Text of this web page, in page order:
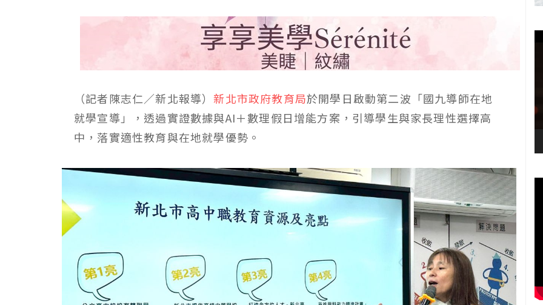
（記者陳志仁／新北報導）新北市政府教育局於開學日啟動第二波「國九導師在地
就學宣導」，透過實證數據與AI＋數理假日增能方案，引導學生與家長理性選擇高
中，落實適性教育與在地就學優勢。